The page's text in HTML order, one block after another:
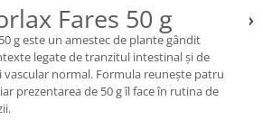
Fares 50 g
g este un amestec de plante gândit
legate de tranzitul intestinal și de
normal. Formula reunește patru
prezentarea de 50 g îl face în rutina de